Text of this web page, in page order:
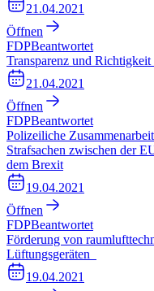
21.04.2021
Öffnen
FDPBeantwortet
Transparenz und
21.04.2021
Öffnen
FDPBeantwortet
Polizeiliche
Strafsachen zwischen der
dem Brexit
19.04.2021
Öffnen
FDPBeantwortet
Förderung von
Lüftungsgeräten
19.04.2021